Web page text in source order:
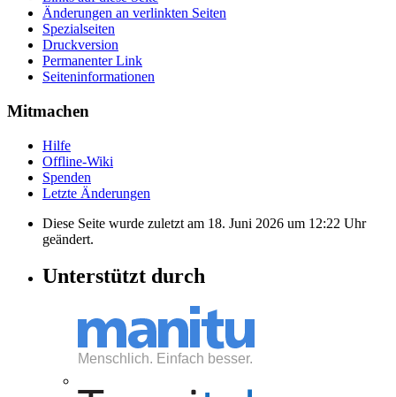
Änderungen an verlinkten Seiten
Spezialseiten
Druckversion
Permanenter Link
Seiten­informationen
Mitmachen
Hilfe
Offline-Wiki
Spenden
Letzte Änderungen
Diese Seite wurde zuletzt am 18. Juni 2026 um 12:22 Uhr
geändert.
Unterstützt durch